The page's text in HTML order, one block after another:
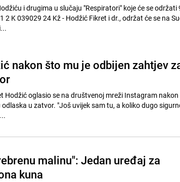
i drugima u slučaju "Respiratori" koje će se održati
K 039029 24 Kž - Hodžić Fikret i dr., održat će se na
nakon što mu je odbijen zahtjev
Hodžić oglasio se na društvenoj mreži Instagram nakon
u zatvor. "Još uvijek sam tu, a koliko dugo
malinu": Jedan uređaj za
kuna